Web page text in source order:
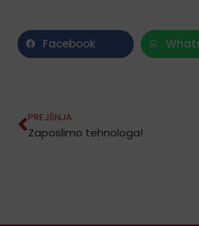
Facebook
PREJŠNJA
Zaposlimo tehnologa!